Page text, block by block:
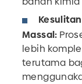
Massal:
lebih
terutama